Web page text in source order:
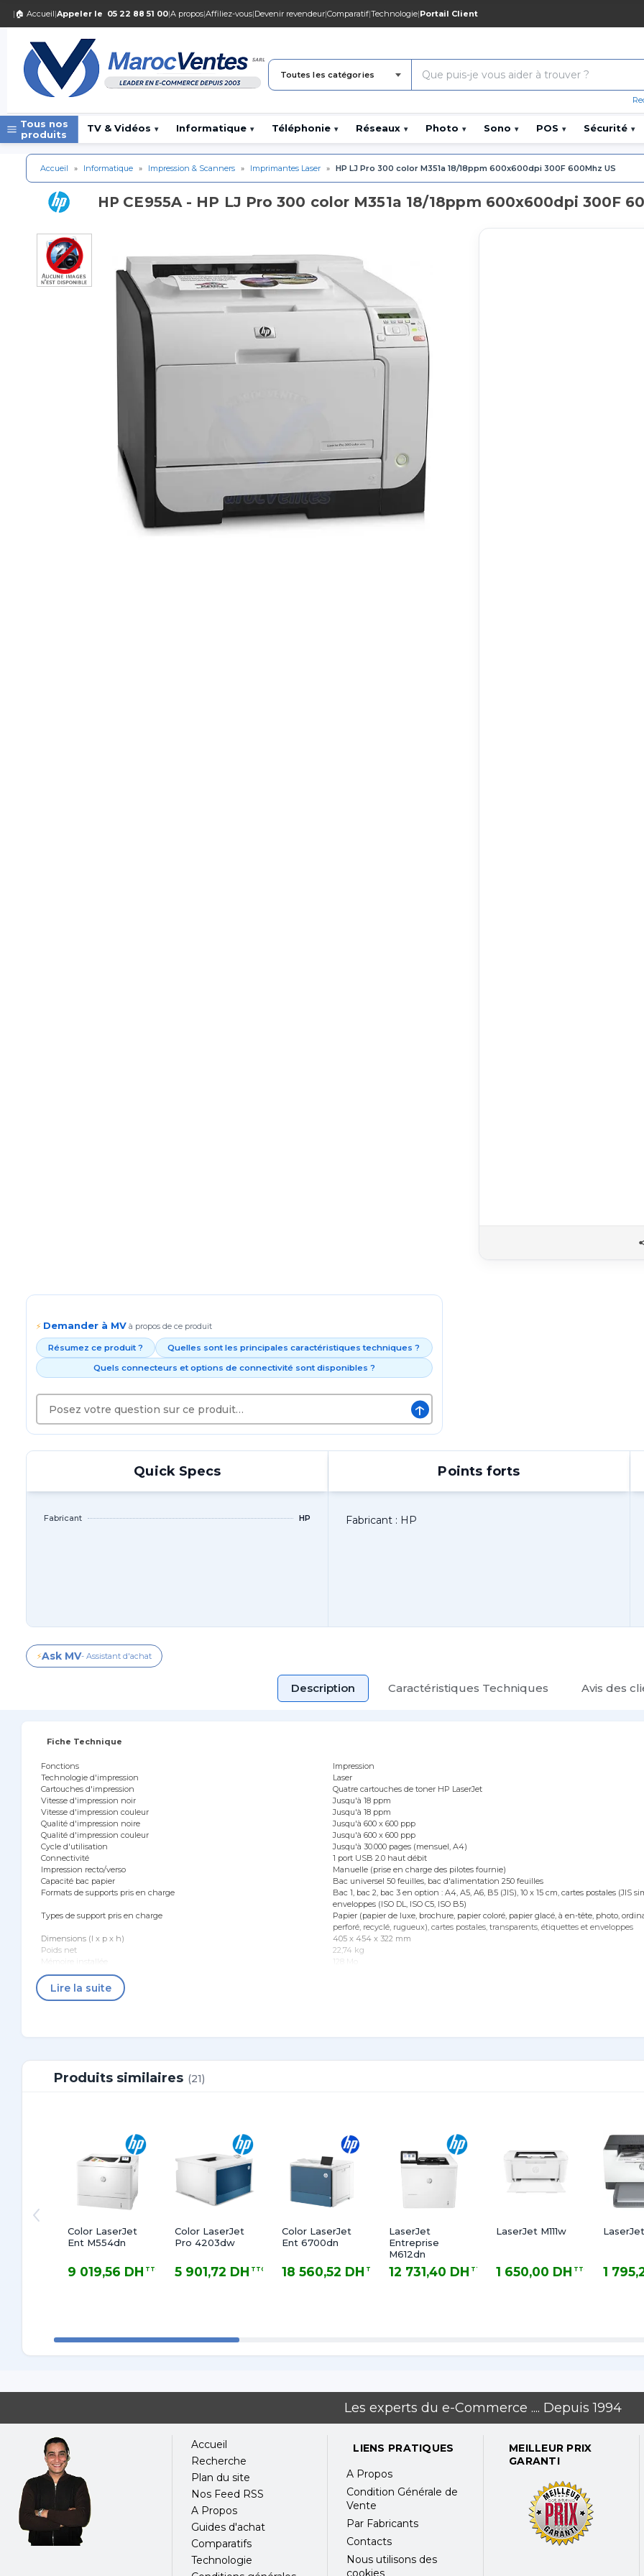
| 🏠 Accueil|Appeler le 05 22 88 51 00|A propos|Affiliez-vous|Devenir revendeur|Comparatif|Technologie|Portail Client
Toutes les catégories
Tous nos
produits
TV & Vidéos ▾ Informatique ▾ Téléphonie ▾ Réseaux ▾ Photo ▾ Sono ▾ POS ▾ Sécurité ▾
Accueil » Informatique » Impression & Scanners » Imprimantes Laser » HP LJ Pro 300 color M351a 18/18ppm 600x600dpi 300F 600Mhz US
HP CE955A - HP LJ Pro 300 color M351a 18/18ppm 600x600dpi 300F
⚡ Demander à MV à propos de ce produit
Résumez ce produit ?
Quelles sont les principales caractéristiques techniques ?
Quels connecteurs et options de connectivité sont disponibles ?
↑
Quick Specs
Fabricant HP
Points forts
Fabricant : HP
⚡Ask MV- Assistant d'achat
Description Caractéristiques Techniques Avis des
Fiche Technique
Fonctions
Impression
Technologie d'impression
Laser
Cartouches d'impression
Quatre cartouches de toner HP LaserJet
Vitesse d'impression noir
Jusqu'à 18 ppm
Vitesse d'impression couleur
Jusqu'à 18 ppm
Qualité d'impression noire
Jusqu'à 600 x 600 ppp
Qualité d'impression couleur
Jusqu'à 600 x 600 ppp
Cycle d'utilisation
Jusqu'à 30.000 pages (mensuel, A4)
Connectivité
1 port USB 2.0 haut débit
Impression recto/verso
Manuelle (prise en charge des pilotes fournie)
Capacité bac papier
Bac universel 50 feuilles, bac d'alimentation 250 feuilles
Formats de supports pris en charge
Bac 1, bac 2, bac 3 en option : A4, A5, A6, B5 (JIS), 10 x 15 cm, cartes postales (JIS
enveloppes (ISO DL, ISO C5, ISO B5)
Types de support pris en charge
Papier (papier de luxe, brochure, papier coloré, papier glacé, à en-tête, photo,
perforé, recyclé, rugueux), cartes postales, transparents, étiquettes et enveloppes
Dimensions (l x p x h)
405 x 454 x 322 mm
Poids net
22,74 kg
Mémoire installée
128 Mo
Systèmes d'exploitation compatibles
Lire la suite
Produits similaires (21)
Color LaserJet
Ent M554dn
9 019,56 DH TTC
Color LaserJet
Pro 4203dw
5 901,72 DH TTC
Color LaserJet
Ent 6700dn
18 560,52 DH TTC
LaserJet
Entreprise
M612dn
12 731,40 DH TTC
LaserJet M111w
1 650,00 DH TTC
LaserJet
1
Les experts du e-Commerce .... Depuis 1994
Accueil
Recherche
Plan du site
Nos Feed RSS
A Propos
Guides d'achat
Comparatifs
Technologie
LIENS PRATIQUES
A Propos
Condition Générale de
Vente
Par Fabricants
Contacts
Nous utilisons des
cookies
MEILLEUR PRIX
GARANTI